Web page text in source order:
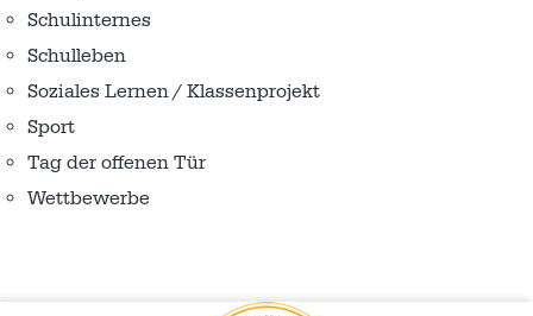
Schulinternes
Schulleben
Soziales Lernen / Klassenprojekt
Sport
Tag der offenen Tür
Wettbewerbe